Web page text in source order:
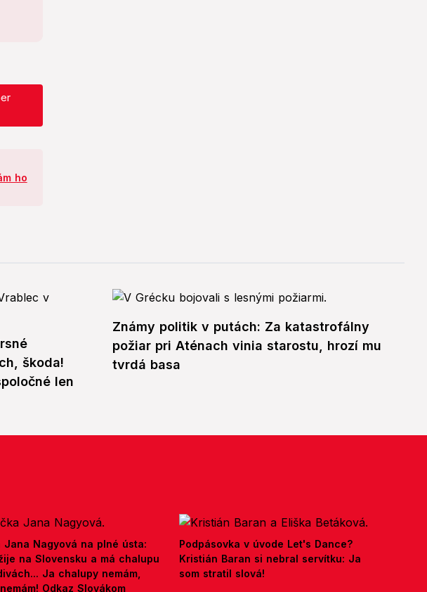
ho
škoda!
len
Známy politik v putách: Za katastrofálny
požiar pri Aténach vinia starostu, hrozí mu
tvrdá basa
Jana Nagyová na plné ústa:
na Slovensku a má chalupu
Ja chalupy nemám,
Odkaz Slovákom
Podpásovka v úvode Let's Dance?
Kristián Baran si nebral servítku: Ja
som stratil slová!